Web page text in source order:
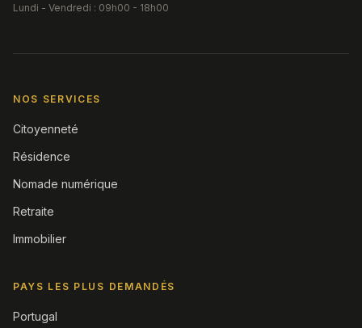
Lundi - Vendredi : 09h00 - 18h00
NOS SERVICES
Citoyenneté
Résidence
Nomade numérique
Retraite
Immobilier
PAYS LES PLUS DEMANDÉS
Portugal